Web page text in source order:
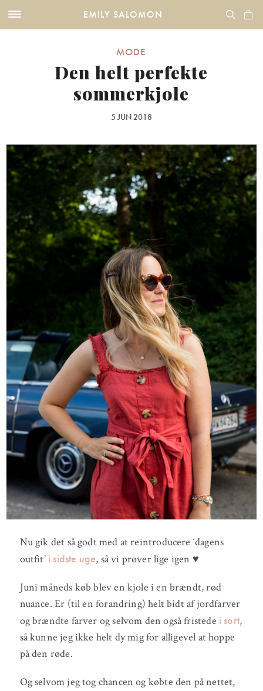
EMILY SALOMON
MODE
Den helt perfekte
sommerkjole
5 JUN 2018
Nu gik det så godt med at reintroducere ‘dagens
outfit’ i sidste uge, så vi prøver lige igen ♥
Juni måneds køb blev en kjole i en brændt, rød
nuance. Er (til en forandring) helt bidt af jordfarver
og brændte farver og selvom den også fristede i sort,
så kunne jeg ikke helt dy mig for alligevel at hoppe
på den røde.
Og selvom jeg tog chancen og købte den på nettet,